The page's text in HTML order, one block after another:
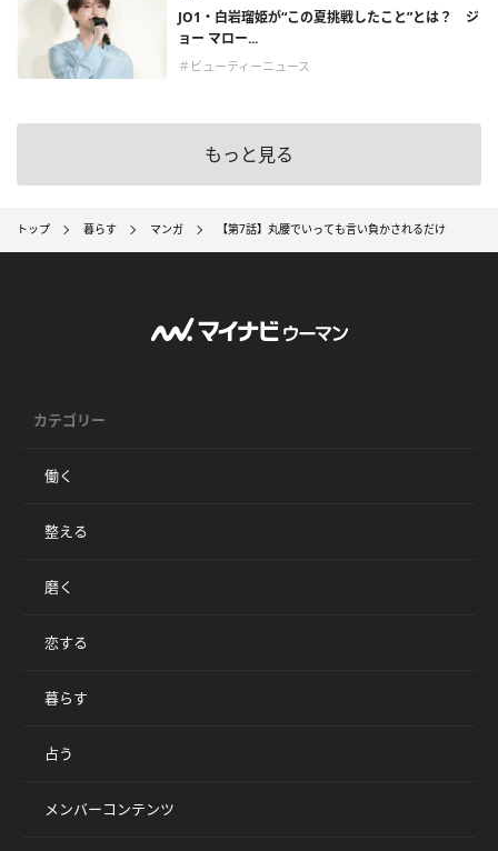
JO1・白岩瑠姫が“この夏挑戦したこと”とは？ ジ
ョー マロー...
＃ビューティーニュース
もっと見る
トップ 暮らす マンガ 【第7話】丸腰でいっても言い負かされるだけ
カテゴリー
働く
整える
磨く
恋する
暮らす
占う
メンバーコンテンツ